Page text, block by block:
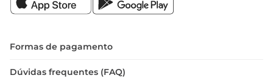
Formas de pagamento
Dúvidas frequentes (FAQ)